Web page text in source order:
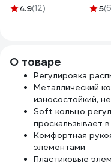
5134
4.9(12) 5
О товаре
Регулировка
Металлический
износостойкий,
Soft кольцо
проскальзывает
Комфортная
элементами
Пластиковые